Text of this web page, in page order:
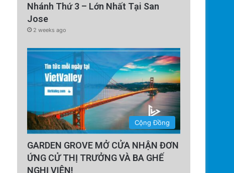
Nhánh Thứ 3 – Lớn Nhất Tại San
Jose
2 weeks ago
Cộng Đồng
GARDEN GROVE MỞ CỬA NHẬN ĐƠN
ỨNG CỬ THỊ TRƯỞNG VÀ BA GHẾ
NGHỊ VIÊN!